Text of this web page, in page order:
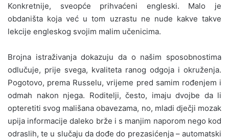
Konkretnije, sveopće prihvaćeni engleski. Malo je
obdaništa koja već u tom uzrastu ne nude kakve takve
lekcije engleskog svojim malim učenicima.
Brojna istraživanja dokazuju da o našim sposobnostima
odlučuje, prije svega, kvaliteta ranog odgoja i okruženja.
Pogotovo, prema Russelu, vrijeme pred samim rođenjem i
odmah nakon njega. Roditelji, često, imaju dvojbe da li
opteretiti svog mališana obavezama, no, mladi dječji mozak
upija informacije daleko brže i s manjim naporom nego kod
odraslih, te u slučaju da dođe do prezasićenja – automatski